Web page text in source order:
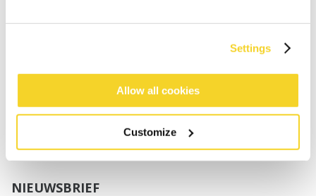
Settings
Allow all cookies
Customize
Retourneren
UV-Beschermingsnorm
Privacy Policy
Algemene voorwaarden
Productconformiteit
NIEUWSBRIEF